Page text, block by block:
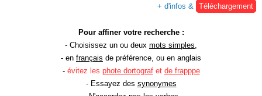
+ d'infos & Téléchargement
Pour affiner votre recherche :
- Choisissez un ou deux mots simples,
- en français de préférence, ou en anglais
- évitez les phote dortografet de frapppe
- Essayez des synonymes